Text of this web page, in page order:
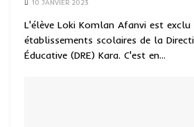
10 JANVIER 2023
L'élève Loki Komlan Afanvi est
établissements scolaires de la
Éducative (DRE) Kara. C'est en...